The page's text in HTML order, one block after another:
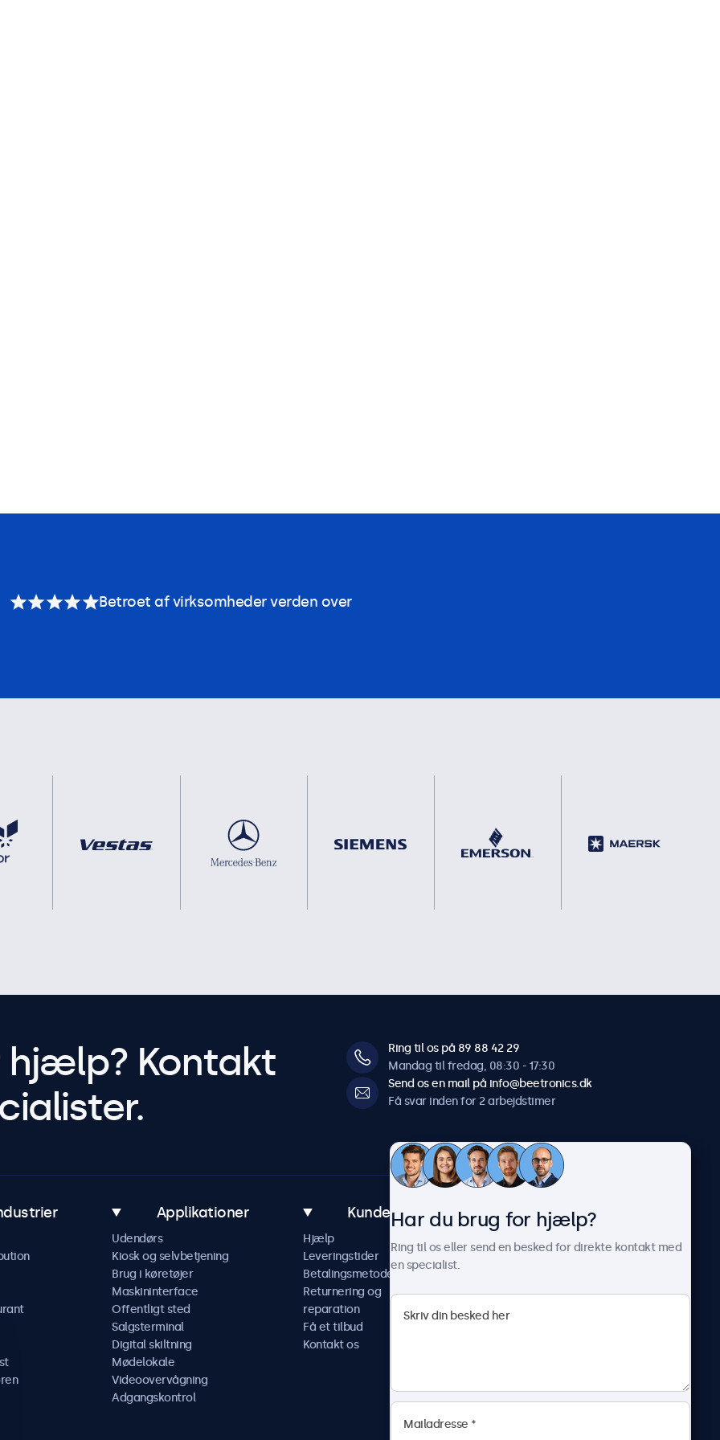
Betroet af virksomheder verden over
hjælp? Kontakt
Ring til os på 89 88 42 29
Mandag til fredag, 08:30 - 17:30
Send os en mail på info@beetronics.dk
Få svar inden for 2 arbejdstimer
Applikationer
Udendørs
Kiosk og selvbetjening
Brug i køretøjer
Maskininterface
Offentligt sted
Salgsterminal
Digital skiltning
Mødelokale
Videoovervågning
Adgangskontrol
Kundeservice
Hjælp
Leveringstider
Betalingsmetoder
Returnering og
reparation
Få et tilbud
Kontakt os
Om Beetronics
Arbejd hos os
Har du brug for hjælp?
Ring til os eller send en besked for direkte kontakt med
en specialist.